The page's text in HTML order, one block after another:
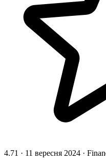
4.71 · 11 вересня 2024 ·